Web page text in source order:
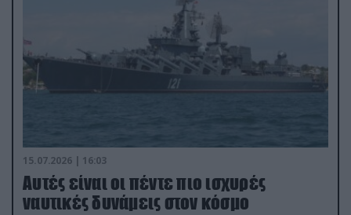
15.07.2026 | 16:03
Aυτές είναι οι πέντε πιο ισχυρές
ναυτικές δυνάμεις στον κόσμο